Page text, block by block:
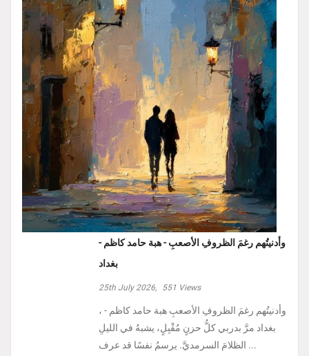
وأدنيتُهم رغمَ الظروفِ الأصعبِ - هبة حامد كاظم -
بغداد
25th July 2026, 551 Views
، وأدنيتُهم رغمَ الظروفِ الأصعبِ هبة حامد كاظم -
بغداد مرَّ بدربي كلُّ حزنٍ مُقْبِلٍ، يشبهُ في الليلِ
الظلامَ السرمديَّ. يرسمُ نفسًا قد عرف ...